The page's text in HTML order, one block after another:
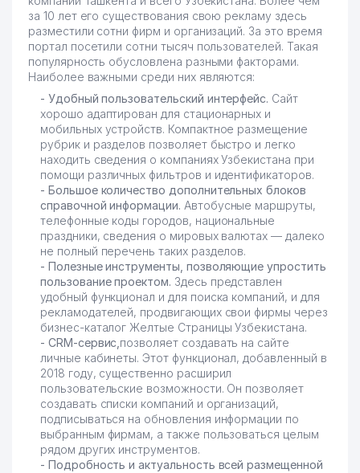
за 10 лет его существования свою рекламу здесь
разместили сотни фирм и организаций. За это время
портал посетили сотни тысяч пользователей. Такая
популярность обусловлена разными факторами.
Наиболее важными среди них являются:
- Удобный пользовательский интерфейс. Сайт
хорошо адаптирован для стационарных и
мобильных устройств. Компактное размещение
рубрик и разделов позволяет быстро и легко
находить сведения о компаниях Узбекистана при
помощи различных фильтров и идентификаторов.
- Большое количество дополнительных блоков
справочной информации. Автобусные маршруты,
телефонные коды городов, национальные
праздники, сведения о мировых валютах — далеко
не полный перечень таких разделов.
- Полезные инструменты, позволяющие упростить
пользование проектом. Здесь представлен
удобный функционал и для поиска компаний, и для
рекламодателей, продвигающих свои фирмы через
бизнес-каталог Желтые Страницы Узбекистана.
- CRM-сервис, позволяет создавать на сайте
личные кабинеты. Этот функционал, добавленный в
2018 году, существенно расширил
пользовательские возможности. Он позволяет
создавать списки компаний и организаций,
подписываться на обновления информации по
выбранным фирмам, а также пользоваться целым
рядом других инструментов.
- Подробность и актуальность всей размещенной